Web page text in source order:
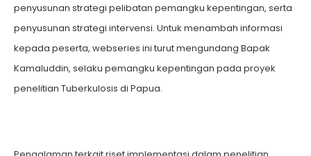
penyusunan strategi pelibatan pemangku kepentingan, serta
penyusunan strategi intervensi. Untuk menambah informasi
kepada peserta, webseries ini turut mengundang Bapak
Kamaluddin, selaku pemangku kepentingan pada proyek
penelitian Tuberkulosis di Papua.